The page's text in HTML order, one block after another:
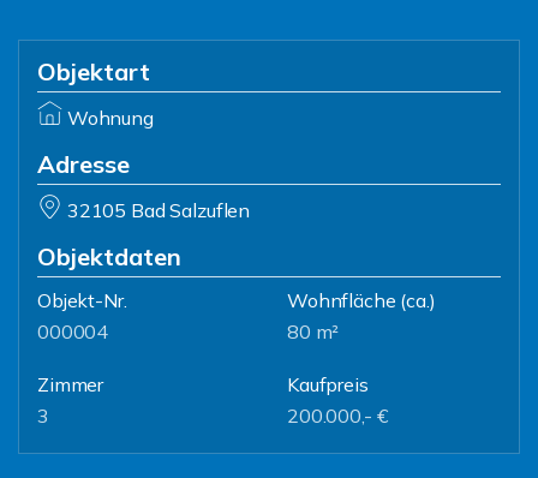
Objektart
Wohnung
Adresse
32105 Bad Salzuflen
Objektdaten
Objekt-Nr.
000004
Wohnfläche (ca.)
80 m²
Zimmer
3
Kaufpreis
200.000,- €